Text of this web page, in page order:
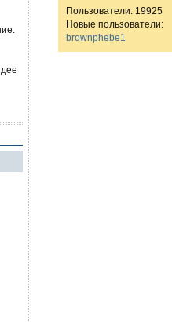
Пользователи: 19925
Новые пользователи:
brownphebe1